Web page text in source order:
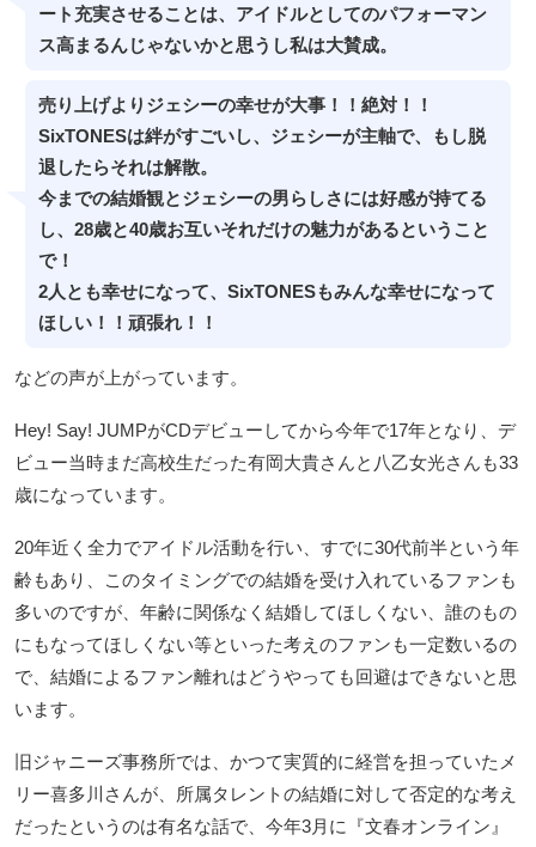
ート充実させることは、アイドルとしてのパフォーマン
ス高まるんじゃないかと思うし私は大賛成。
売り上げよりジェシーの幸せが大事！！絶対！！
SixTONESは絆がすごいし、ジェシーが主軸で、もし脱
退したらそれは解散。
今までの結婚観とジェシーの男らしさには好感が持てる
し、28歳と40歳お互いそれだけの魅力があるということ
で！
2人とも幸せになって、SixTONESもみんな幸せになって
ほしい！！頑張れ！！
などの声が上がっています。
Hey! Say! JUMPがCDデビューしてから今年で17年となり、デ
ビュー当時まだ高校生だった有岡大貴さんと八乙女光さんも33
歳になっています。
20年近く全力でアイドル活動を行い、すでに30代前半という年
齢もあり、このタイミングでの結婚を受け入れているファンも
多いのですが、年齢に関係なく結婚してほしくない、誰のもの
にもなってほしくない等といった考えのファンも一定数いるの
で、結婚によるファン離れはどうやっても回避はできないと思
います。
旧ジャニーズ事務所では、かつて実質的に経営を担っていたメ
リー喜多川さんが、所属タレントの結婚に対して否定的な考え
だったというのは有名な話で、今年3月に『文春オンライン』